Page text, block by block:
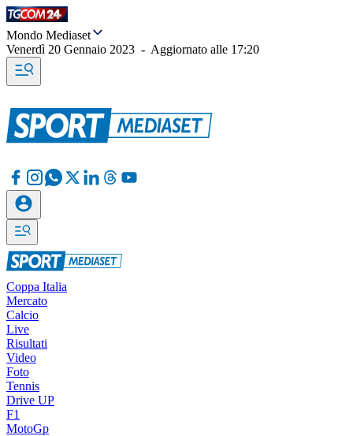
Mondo Mediaset
Venerdì 20 Gennaio 2023 - Aggiornato alle 17:20
Coppa Italia
Mercato
Calcio
Live
Risultati
Video
Foto
Tennis
Drive UP
F1
MotoGp